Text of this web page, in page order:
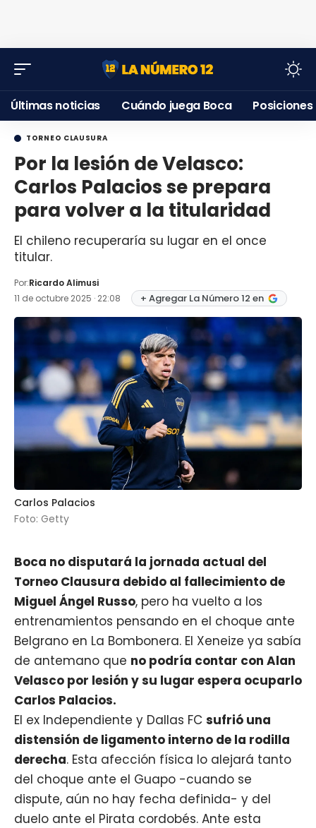
Últimas noticias Cuándo juega Boca Posiciones
TORNEO CLAUSURA
Por la lesión de Velasco:
Carlos Palacios se prepara
para volver a la titularidad
El chileno recuperaría su lugar en el once
titular.
Por:Ricardo Alimusi
11 de octubre 2025 · 22:08
+ Agregar La Número 12 en
Carlos Palacios
Foto: Getty
Boca no disputará la jornada actual del
Torneo Clausura debido al fallecimiento de
Miguel Ángel Russo, pero ha vuelto a los
entrenamientos pensando en el choque ante
Belgrano en La Bombonera. El Xeneize ya sabía
de antemano que no podría contar con Alan
Velasco por lesión y su lugar espera ocuparlo
Carlos Palacios.
El ex Independiente y Dallas FC sufrió una
distensión de ligamento interno de la rodilla
derecha. Esta afección física lo alejará tanto
del choque ante el Guapo -cuando se
dispute, aún no hay fecha definida- y del
duelo ante el Pirata cordobés. Ante esta